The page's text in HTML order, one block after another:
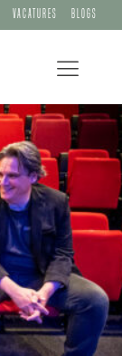
Vacatures Blogs